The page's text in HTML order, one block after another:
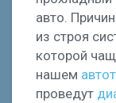
авто.
из строя
которой
нашем
проведут